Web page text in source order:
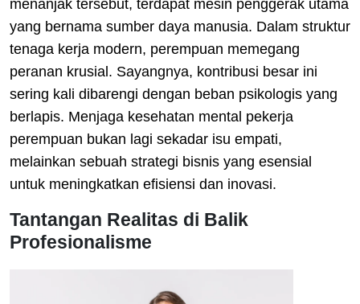
menanjak tersebut, terdapat mesin penggerak utama
yang bernama sumber daya manusia. Dalam struktur
tenaga kerja modern, perempuan memegang
peranan krusial. Sayangnya, kontribusi besar ini
sering kali dibarengi dengan beban psikologis yang
berlapis. Menjaga kesehatan mental pekerja
perempuan bukan lagi sekadar isu empati,
melainkan sebuah strategi bisnis yang esensial
untuk meningkatkan efisiensi dan inovasi.
Tantangan Realitas di Balik
Profesionalisme